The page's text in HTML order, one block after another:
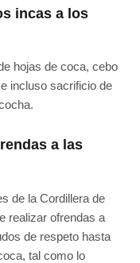
incas a los
hojas de coca, cebo
incluso sacrificio de
a las
de la Cordillera de
realizar ofrendas a
de respeto hasta
tal como lo